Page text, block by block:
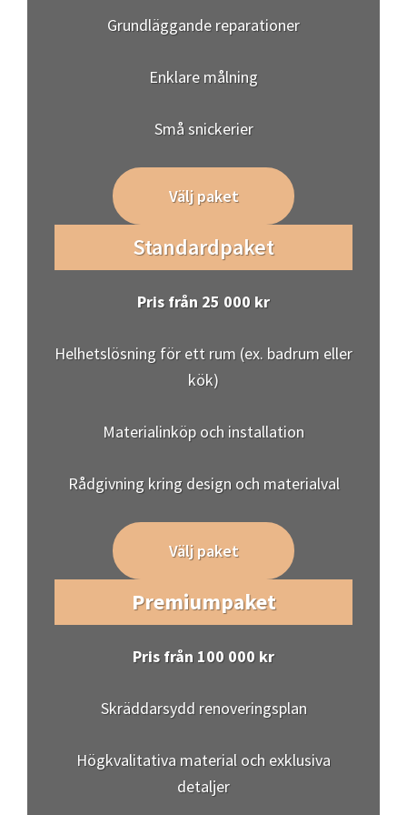
Grundläggande reparationer
Enklare målning
Små snickerier
Välj paket
Standardpaket
Pris från 25 000 kr
Helhetslösning för ett rum (ex. badrum eller
kök)
Materialinköp och installation
Rådgivning kring design och materialval
Välj paket
Premiumpaket
Pris från 100 000 kr
Skräddarsydd renoveringsplan
Högkvalitativa material och exklusiva
detaljer